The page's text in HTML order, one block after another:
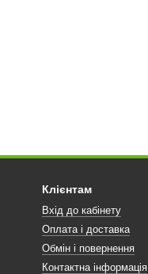
Клієнтам
Вхід до кабінету
Оплата і доставка
Обмін і повернення
Контактна інформація